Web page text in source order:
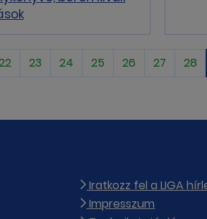
23 24 25 26 27 28
Iratkozz fel a LIGA
Impresszum